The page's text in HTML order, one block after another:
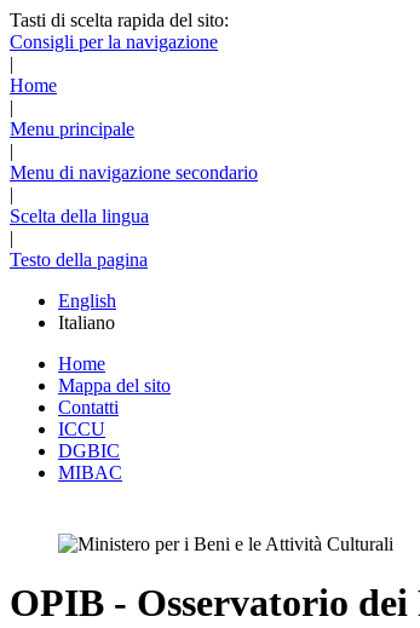
Tasti di scelta rapida del sito:
Consigli per la navigazione
|
Home
|
Menu principale
|
Menu di navigazione secondario
|
Scelta della lingua
|
Testo della pagina
English
Italiano
Home
Mappa del sito
Contatti
ICCU
DGBIC
MIBAC
OPIB - Osservatorio